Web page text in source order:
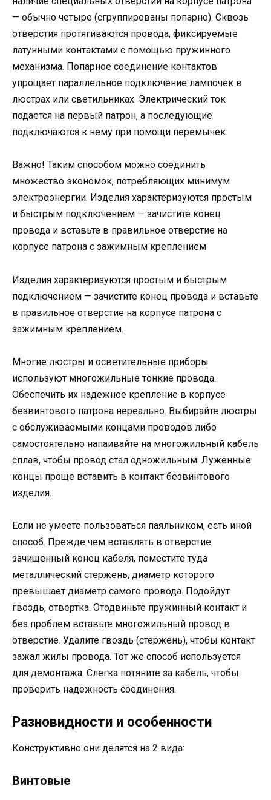
— обычно четыре (сгруппированы попарно). Сквозь
отверстия протягиваются провода, фиксируемые
латунными контактами с помощью пружинного
механизма. Попарное соединение контактов
упрощает параллельное подключение лампочек в
люстрах или светильниках. Электрический ток
подается на первый патрон, а последующие
подключаются к нему при помощи перемычек.
Важно! Таким способом можно соединить
множество экономок, потребляющих минимум
электроэнергии. Изделия характеризуются простым
и быстрым подключением — зачистите конец
провода и вставьте в правильное отверстие на
корпусе патрона с зажимным креплением
Изделия характеризуются простым и быстрым
подключением — зачистите конец провода и вставьте
в правильное отверстие на корпусе патрона с
зажимным креплением.
Многие люстры и осветительные приборы
используют многожильные тонкие провода.
Обеспечить их надежное крепление в корпусе
безвинтового патрона нереально. Выбирайте люстры
с обслуживаемыми концами проводов либо
самостоятельно напаивайте на многожильный кабель
сплав, чтобы провод стал одножильным. Луженные
концы проще вставить в контакт безвинтового
изделия.
Если не умеете пользоваться паяльником, есть иной
способ. Прежде чем вставлять в отверстие
зачищенный конец кабеля, поместите туда
металлический стержень, диаметр которого
превышает диаметр самого провода. Подойдут
гвоздь, отвертка. Отодвиньте пружинный контакт и
без проблем вставьте многожильный провод в
отверстие. Удалите гвоздь (стержень), чтобы контакт
зажал жилы провода. Тот же способ используется
для демонтажа. Слегка потяните за кабель, чтобы
проверить надежность соединения.
Разновидности и особенности
Конструктивно они делятся на 2 вида:
Винтовые